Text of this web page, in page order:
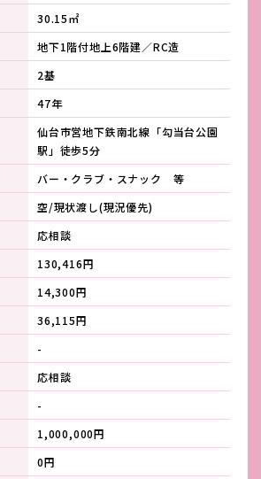
30.15㎡
地下1階付地上6階建／RC造
2基
47年
仙台市営地下鉄南北線「勾当台公園
駅」徒歩5分
バー・クラブ・スナック 等
空/現状渡し(現況優先)
応相談
130,416円
14,300円
36,115円
-
応相談
-
1,000,000円
0円